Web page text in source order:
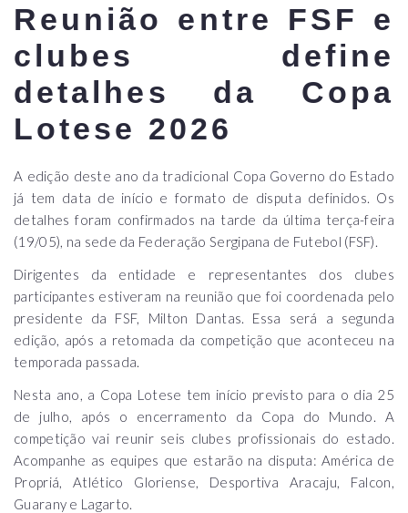
Reunião entre FSF e
clubes define
detalhes da Copa
Lotese 2026
A edição deste ano da tradicional Copa Governo do Estado
já tem data de início e formato de disputa definidos. Os
detalhes foram confirmados na tarde da última terça-feira
(19/05), na sede da Federação Sergipana de Futebol (FSF).
Dirigentes da entidade e representantes dos clubes
participantes estiveram na reunião que foi coordenada pelo
presidente da FSF, Milton Dantas. Essa será a segunda
edição, após a retomada da competição que aconteceu na
temporada passada.
Nesta ano, a Copa Lotese tem início previsto para o dia 25
de julho, após o encerramento da Copa do Mundo. A
competição vai reunir seis clubes profissionais do estado.
Acompanhe as equipes que estarão na disputa: América de
Propriá, Atlético Gloriense, Desportiva Aracaju, Falcon,
Guarany e Lagarto.